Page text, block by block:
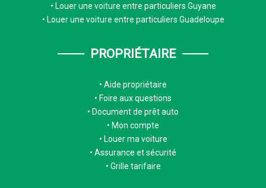
Louer une voiture entre particuliers Guyane
Louer une voiture entre particuliers Guadeloupe
PROPRIÉTAIRE
Aide propriétaire
Foire aux questions
Document de prêt auto
Mon compte
Louer ma voiture
Assurance et sécurité
Grille tarifaire